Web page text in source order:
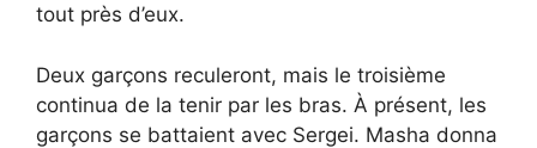
tout près d’eux.
Deux garçons reculeront, mais le troisième
continua de la tenir par les bras. À présent, les
garçons se battaient avec Sergei. Masha donna